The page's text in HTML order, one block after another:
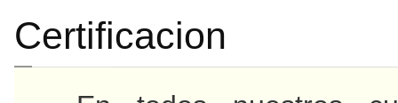
Certificacion